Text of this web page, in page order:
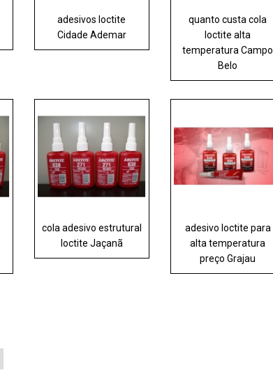
adesivos loctite
Cidade Ademar
quanto custa cola
loctite alta
temperatura Campo
Belo
cola adesivo estrutural
loctite Jaçanã
adesivo loctite para
alta temperatura
preço Grajau